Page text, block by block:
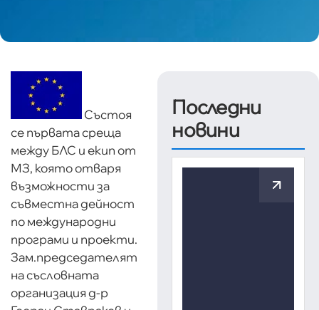
Състоя
се първата среща
между БЛС и екип от
МЗ, която отваря
възможности за
съвместна дейност
по международни
програми и проекти.
Зам.председателят
на съсловната
организация д-р
Последни
новини